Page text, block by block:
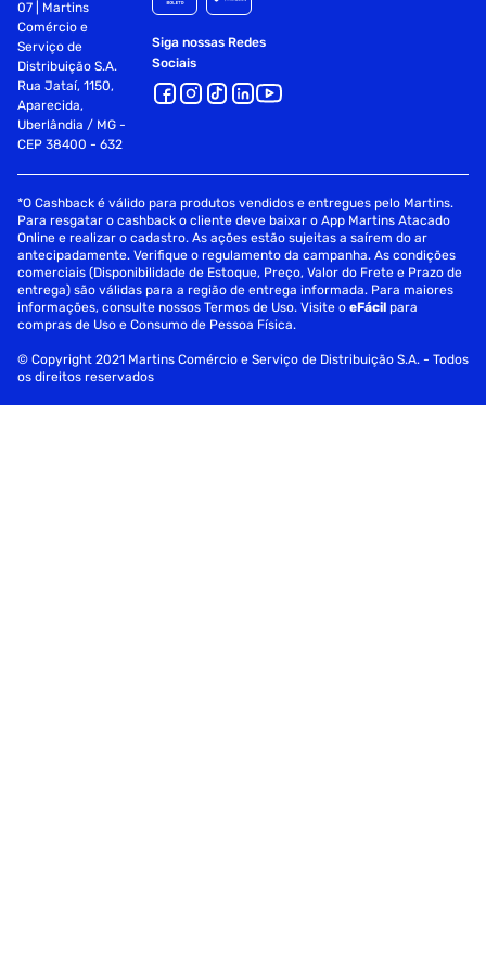
07 | Martins
Comércio e
Serviço de
Distribuição S.A.
Rua Jataí, 1150,
Aparecida,
Uberlândia / MG -
CEP 38400 - 632
Siga nossas Redes
Sociais
*O Cashback é válido para produtos vendidos e entregues pelo Martins.
Para resgatar o cashback o cliente deve baixar o App Martins Atacado
Online e realizar o cadastro. As ações estão sujeitas a saírem do ar
antecipadamente. Verifique o regulamento da campanha. As condições
comerciais (Disponibilidade de Estoque, Preço, Valor do Frete e Prazo de
entrega) são válidas para a região de entrega informada. Para maiores
informações, consulte nossos Termos de Uso. Visite oeFácil para
compras de Uso e Consumo de Pessoa Física.
© Copyright 2021 Martins Comércio e Serviço de Distribuição S.A. - Todos
os direitos reservados